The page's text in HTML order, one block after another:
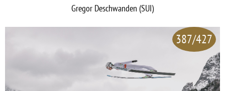
Gregor Deschwanden (SUI)
387/427